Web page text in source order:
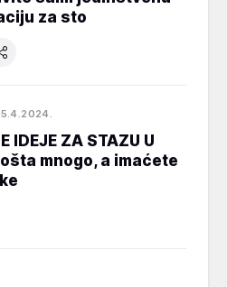
za sto
IDEJE ZA STAZU U
mnogo, a imaćete